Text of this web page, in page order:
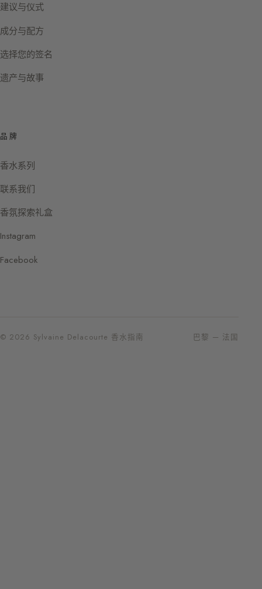
建议与仪式
成分与配方
选择您的签名
遗产与故事
品牌
香水系列
联系我们
香氛探索礼盒
Instagram
Facebook
© 2026 Sylvaine Delacourte 香水指南 巴黎 — 法国